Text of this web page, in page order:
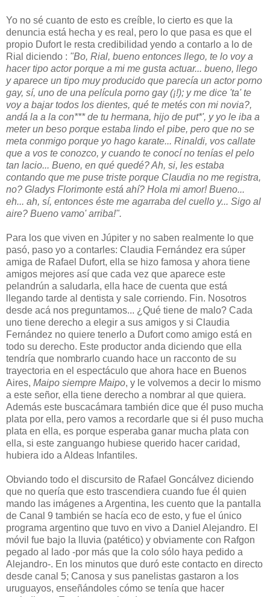
Yo no sé cuanto de esto es creíble, lo cierto es que la
denuncia está hecha y es real, pero lo que pasa es que el
propio Dufort le resta credibilidad yendo a contarlo a lo de
Rial diciendo : "Bo, Rial, bueno entonces llego, te lo voy a
hacer tipo actor porque a mi me gusta actuar... bueno, llego
y aparece un tipo muy producido que parecía un actor porno
gay, sí, uno de una película porno gay (¡!); y me dice 'ta' te
voy a bajar todos los dientes, qué te metés con mi novia?,
andá la a la con*** de tu hermana, hijo de put*', y yo le iba a
meter un beso porque estaba lindo el pibe, pero que no se
meta conmigo porque yo hago karate... Rinaldi, vos callate
que a vos te conozco, y cuando te conocí no tenías el pelo
tan lacio... Bueno, en qué quedé? Ah, si, les estaba
contando que me puse triste porque Claudia no me registra,
no? Gladys Florimonte está ahí? Hola mi amor! Bueno...
eh... ah, sí, entonces éste me agarraba del cuello y... Sigo al
aire? Bueno vamo' arriba!".
Para los que viven en Júpiter y no saben realmente lo que
pasó, paso yo a contarles: Claudia Fernández era súper
amiga de Rafael Dufort, ella se hizo famosa y ahora tiene
amigos mejores así que cada vez que aparece este
pelandrún a saludarla, ella hace de cuenta que está
llegando tarde al dentista y sale corriendo. Fin. Nosotros
desde acá nos preguntamos... ¿Qué tiene de malo? Cada
uno tiene derecho a elegir a sus amigos y si Claudia
Fernández no quiere tenerlo a Dufort como amigo está en
todo su derecho. Este productor anda diciendo que ella
tendría que nombrarlo cuando hace un racconto de su
trayectoria en el espectáculo que ahora hace en Buenos
Aires, Maipo siempre Maipo, y le volvemos a decir lo mismo
a este señor, ella tiene derecho a nombrar al que quiera.
Además este buscacámara también dice que él puso mucha
plata por ella, pero vamos a recordarle que si él puso mucha
plata en ella, es porque esperaba ganar mucha plata con
ella, si este zanguango hubiese querido hacer caridad,
hubiera ido a Aldeas Infantiles.
Obviando todo el discursito de Rafael Goncálvez diciendo
que no quería que esto trascendiera cuando fue él quien
mando las imágenes a Argentina, les cuento que la pantalla
de Canal 9 también se hacía eco de esto, y fue el único
programa argentino que tuvo en vivo a Daniel Alejandro. El
móvil fue bajo la lluvia (patético) y obviamente con Rafgon
pegado al lado -por más que la colo sólo haya pedido a
Alejandro-. En los minutos que duró este contacto en directo
desde canal 5; Canosa y sus panelistas gastaron a los
uruguayos, enseñándoles cómo se tenía que hacer